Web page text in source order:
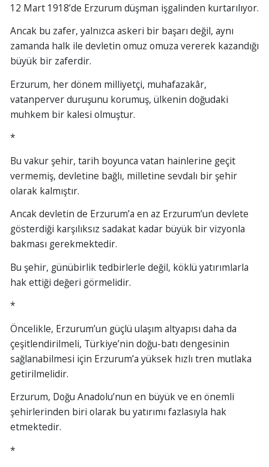
12 Mart 1918’de Erzurum düşman işgalinden kurtarılıyor.
Ancak bu zafer, yalnızca askeri bir başarı değil, aynı
zamanda halk ile devletin omuz omuza vererek kazandığı
büyük bir zaferdir.
Erzurum, her dönem milliyetçi, muhafazakâr,
vatanperver duruşunu korumuş, ülkenin doğudaki
muhkem bir kalesi olmuştur.
*
Bu vakur şehir, tarih boyunca vatan hainlerine geçit
vermemiş, devletine bağlı, milletine sevdalı bir şehir
olarak kalmıştır.
Ancak devletin de Erzurum’a en az Erzurum’un devlete
gösterdiği karşılıksız sadakat kadar büyük bir vizyonla
bakması gerekmektedir.
Bu şehir, günübirlik tedbirlerle değil, köklü yatırımlarla
hak ettiği değeri görmelidir.
*
Öncelikle, Erzurum’un güçlü ulaşım altyapısı daha da
çeşitlendirilmeli, Türkiye’nin doğu-batı dengesinin
sağlanabilmesi için Erzurum’a yüksek hızlı tren mutlaka
getirilmelidir.
Erzurum, Doğu Anadolu’nun en büyük ve en önemli
şehirlerinden biri olarak bu yatırımı fazlasıyla hak
etmektedir.
*